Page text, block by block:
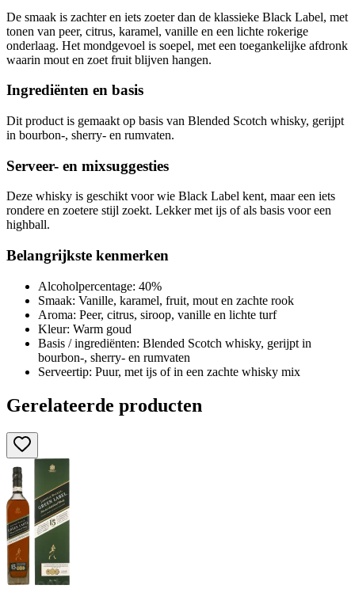
De smaak is zachter en iets zoeter dan de klassieke Black Label, met
tonen van peer, citrus, karamel, vanille en een lichte rokerige
onderlaag. Het mondgevoel is soepel, met een toegankelijke afdronk
waarin mout en zoet fruit blijven hangen.
Ingrediënten en basis
Dit product is gemaakt op basis van Blended Scotch whisky, gerijpt
in bourbon-, sherry- en rumvaten.
Serveer- en mixsuggesties
Deze whisky is geschikt voor wie Black Label kent, maar een iets
rondere en zoetere stijl zoekt. Lekker met ijs of als basis voor een
highball.
Belangrijkste kenmerken
Alcoholpercentage: 40%
Smaak: Vanille, karamel, fruit, mout en zachte rook
Aroma: Peer, citrus, siroop, vanille en lichte turf
Kleur: Warm goud
Basis / ingrediënten: Blended Scotch whisky, gerijpt in
bourbon-, sherry- en rumvaten
Serveertip: Puur, met ijs of in een zachte whisky mix
Gerelateerde producten